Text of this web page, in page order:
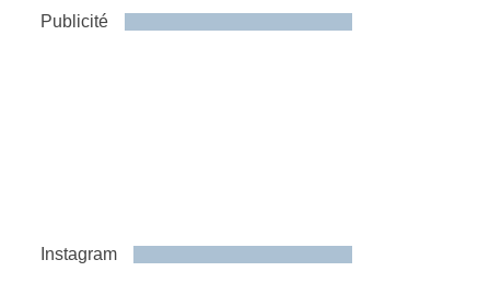
Publicité
Instagram